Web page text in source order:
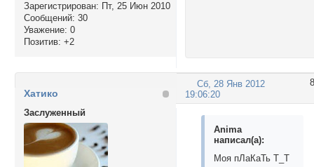
Зарегистрирован: Пт, 25 Июн 2010
Сообщений: 30
Уважение: 0
Позитив: +2
8
Сб, 28 Янв 2012
19:06:20
Хатико
Заслуженный
Anima
написал(а):
Моя пЛаКаТь Т_Т